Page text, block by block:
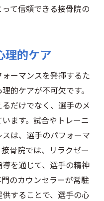
て信頼できる接骨院の
理的ケア
ーマンスを発揮するた
的ケアが不可欠です。
だけでなく、選手のメ
ます。試合やトレーニ
は、選手のパフォーマ
骨院では、リラクゼー
を通じて、選手の精神
のカウンセラーが常駐
することで、選手の心